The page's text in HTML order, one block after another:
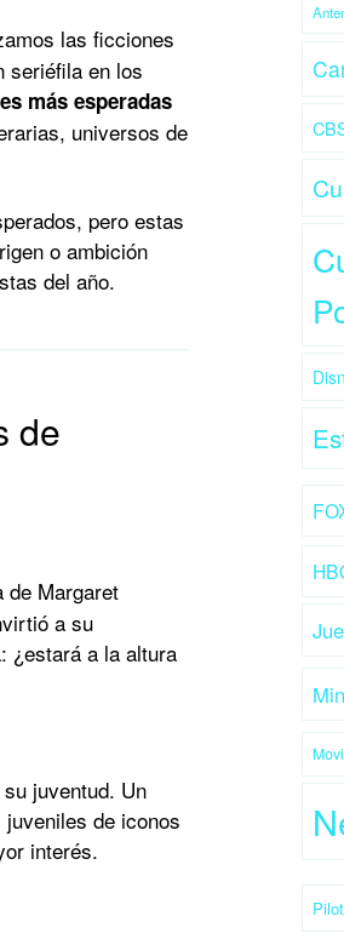
las ficciones
seriéfila en los
más esperadas
universos de
pero estas
o ambición
del año.
de
de Margaret
a su
¿estará a la altura
juventud. Un
de iconos
interés.